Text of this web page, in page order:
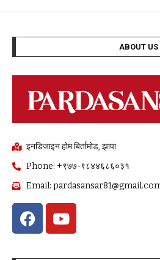
ABOUT US
इनडिजाइन होम बिर्तामोड, झापा
Phone: +९७७-९८४४६८६०३१
Email: